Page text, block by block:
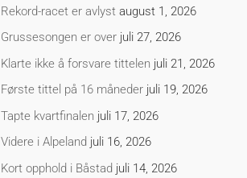
Rekord-racet er avlyst august 1, 2026
Grussesongen er over juli 27, 2026
Klarte ikke å forsvare tittelen juli 21, 2026
Første tittel på 16 måneder juli 19, 2026
Tapte kvartfinalen juli 17, 2026
Videre i Alpeland juli 16, 2026
Kort opphold i Båstad juli 14, 2026